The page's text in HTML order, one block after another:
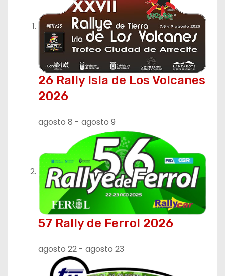
26 Rally Isla de Los Volcanes
2026
agosto 8 - agosto 9
57 Rally de Ferrol 2026
agosto 22 - agosto 23